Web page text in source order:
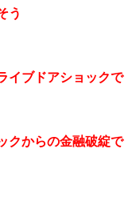
う
イブドアショックで
クからの金融破綻で